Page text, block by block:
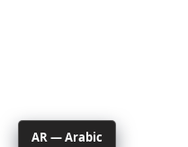
AR — Arabic